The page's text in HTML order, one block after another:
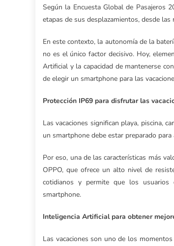
Según la Encuesta Global de Pasajeros
etapas de sus desplazamientos, desde
En este contexto, la autonomía de la
no es el único factor decisivo. Hoy,
Artificial y la capacidad de mantenerse
de elegir un smartphone para las
Protección IP69 para disfrutar las
Las vacaciones significan playa, piscina,
un smartphone debe estar preparado
Por eso, una de las características más
OPPO, que ofrece un alto nivel de
cotidianos y permite que los usuarios
smartphone.
Inteligencia Artificial para obtener
Las vacaciones son uno de los